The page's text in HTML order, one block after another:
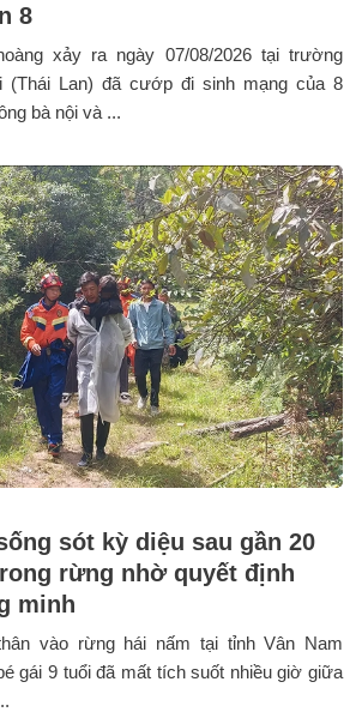
8
xảy ra ngày 07/08/2026 tại trường
(Thái Lan) đã cướp đi sinh mạng của 8
bà nội và ...
sót kỳ diệu sau gần 20
rừng nhờ quyết định
minh
vào rừng hái nấm tại tỉnh Vân Nam
gái 9 tuổi đã mất tích suốt nhiều giờ giữa